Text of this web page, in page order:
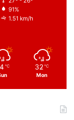
91%
1.51 km/h
℃ 32 ℃
Mon